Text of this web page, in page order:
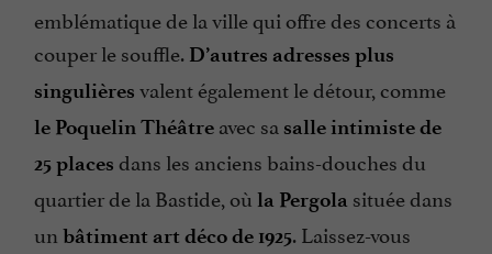
emblématique de la ville qui offre des concerts à
couper le souffle. D’autres adresses plus
singulières valent également le détour, comme
le Poquelin Théâtre avec sa salle intimiste de
25 places dans les anciens bains-douches du
quartier de la Bastide, où la Pergola située dans
un bâtiment art déco de 1925. Laissez-vous